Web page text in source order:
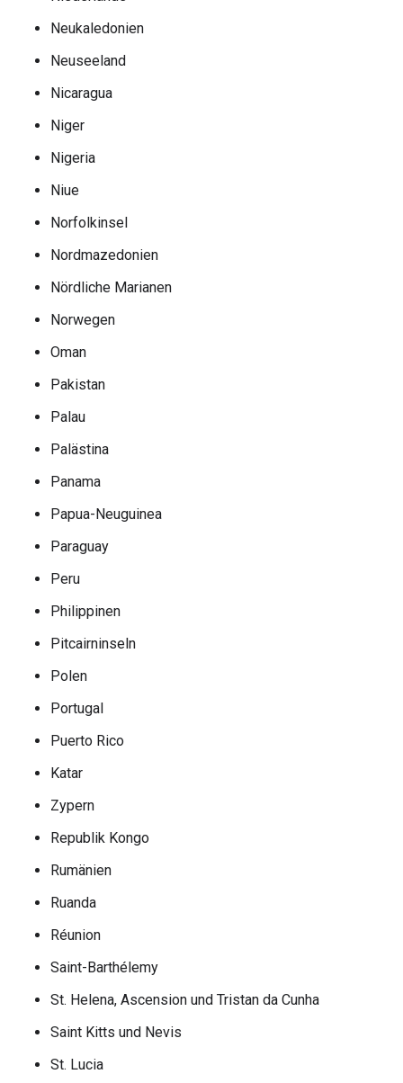
Neukaledonien
Neuseeland
Nicaragua
Niger
Nigeria
Niue
Norfolkinsel
Nordmazedonien
Nördliche Marianen
Norwegen
Oman
Pakistan
Palau
Palästina
Panama
Papua-Neuguinea
Paraguay
Peru
Philippinen
Pitcairninseln
Polen
Portugal
Puerto Rico
Katar
Zypern
Republik Kongo
Rumänien
Ruanda
Réunion
Saint-Barthélemy
St. Helena, Ascension und Tristan da Cunha
Saint Kitts und Nevis
St. Lucia